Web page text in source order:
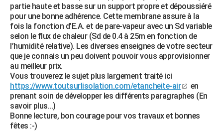
partie haute et basse sur un support propre et dépoussiéré
pour une bonne adhérence. Cette membrane assure à la
fois la fonction d’E.A. et de pare-vapeur avec un Sd variable
selon le flux de chaleur (Sd de 0.4 à 25m en fonction de
l’humidité relative). Les diverses enseignes de votre secteur
que je connais un peu doivent pouvoir vous approvisionner
au meilleur prix.
Vous trouverez le sujet plus largement traité ici
https://www.toutsurlisolation.com/etancheite-air
en
prenant soin de développer les différents paragraphes (En
savoir plus…)
Bonne lecture, bon courage pour vos travaux et bonnes
fêtes :-)